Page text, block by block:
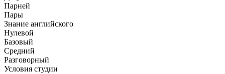
Парней
Пары
Знание английского
Нулевой
Базовый
Средний
Разговорный
Условия студии